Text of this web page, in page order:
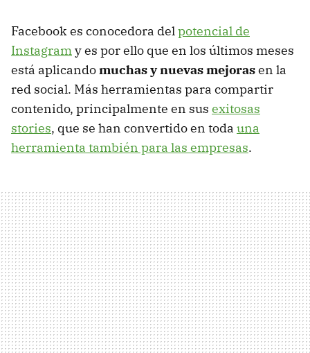
Facebook es conocedora delpotencial de
Instagramy es por ello que en los últimos meses
está aplicandomuchas y nuevas mejorasen la
red social. Más herramientas para compartir
contenido, principalmente en sus exitosas
stories, que se han convertido en toda una
herramienta también para las empresas.